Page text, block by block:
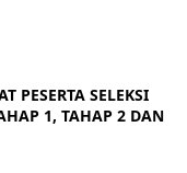
PESERTA SELEKSI
1, TAHAP 2 DAN